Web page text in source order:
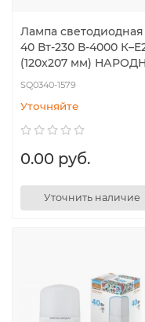
Лампа светодиодная
40 Вт-230 В-4000
(120x207 мм)
SQ0340-1579
Уточняйте
0.00 руб.
Уточнить наличие